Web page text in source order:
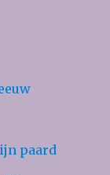
paard